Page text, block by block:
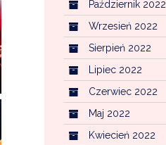
Październik 2022
Wrzesień 2022
Sierpień 2022
Lipiec 2022
Czerwiec 2022
Maj 2022
Kwiecień 2022